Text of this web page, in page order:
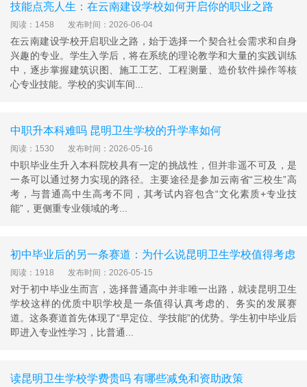
技能点亮人生：在云南建设学校如何开启你的职业之路
阅读：1458 发布时间：2026-06-04
在云南建设学校开启职业之路，始于选择一个契合社会需求和自身
兴趣的专业。学生入学后，将在系统的理论教学和大量的实践训练
中，逐步掌握建筑识图、施工工艺、工程测量、造价软件操作等核
心专业技能。学校的实训车间...
中职升本科难吗 昆明卫生学校的升学率如何
阅读：1530 发布时间：2026-05-16
中职毕业生升入本科院校具有一定的挑战性，但并非遥不可及，是
一条可以通过努力实现的路径。主要途径是参加云南省“三校生”高
考，与普通高中生高考不同，其考试内容包含“文化素质+专业技
能”，更侧重专业领域的考...
初中毕业后的另一条赛道：为什么说昆明卫生学校值得考虑
阅读：1918 发布时间：2026-05-15
对于初中毕业生而言，选择普通高中并非唯一出路，就读昆明卫生
学校这样的优质中职学校是一条值得认真考虑的、务实的发展赛
道。这条赛道首先体现了“早定位、学技能”的优势。学生初中毕业后
即进入专业性学习，比普通...
读昆明卫生学校学费贵吗 有哪些减免和资助政策